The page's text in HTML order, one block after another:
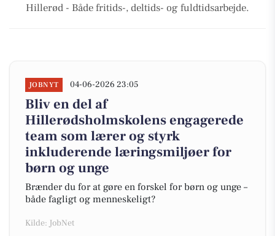
Hillerød - Både fritids-, deltids- og fuldtidsarbejde.
JOBNYT 04-06-2026 23:05
Bliv en del af
Hillerødsholmskolens engagerede
team som lærer og styrk
inkluderende læringsmiljøer for
børn og unge
Brænder du for at gøre en forskel for børn og unge –
både fagligt og menneskeligt?
Kilde: JobNet